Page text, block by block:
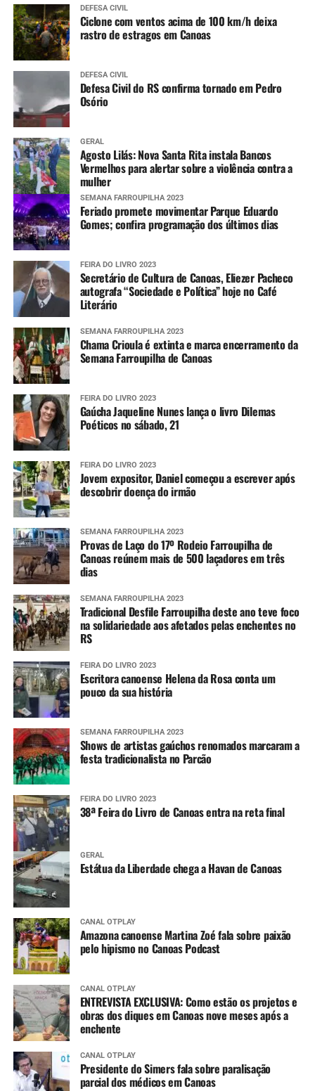
DEFESA CIVIL
Ciclone com ventos acima de 100 km/h deixa
rastro de estragos em Canoas
DEFESA CIVIL
Defesa Civil do RS confirma tornado em Pedro
Osório
GERAL
Agosto Lilás: Nova Santa Rita instala Bancos
Vermelhos para alertar sobre a violência contra a
mulher
SEMANA FARROUPILHA 2023
Feriado promete movimentar Parque Eduardo
Gomes; confira programação dos últimos dias
FEIRA DO LIVRO 2023
Secretário de Cultura de Canoas, Eliezer Pacheco
autografa “Sociedade e Política” hoje no Café
Literário
SEMANA FARROUPILHA 2023
Chama Crioula é extinta e marca encerramento da
Semana Farroupilha de Canoas
FEIRA DO LIVRO 2023
Gaúcha Jaqueline Nunes lança o livro Dilemas
Poéticos no sábado, 21
FEIRA DO LIVRO 2023
Jovem expositor, Daniel começou a escrever após
descobrir doença do irmão
SEMANA FARROUPILHA 2023
Provas de Laço do 17º Rodeio Farroupilha de
Canoas reúnem mais de 500 laçadores em três
dias
SEMANA FARROUPILHA 2023
Tradicional Desfile Farroupilha deste ano teve foco
na solidariedade aos afetados pelas enchentes no
RS
FEIRA DO LIVRO 2023
Escritora canoense Helena da Rosa conta um
pouco da sua história
SEMANA FARROUPILHA 2023
Shows de artistas gaúchos renomados marcaram a
festa tradicionalista no Parcão
FEIRA DO LIVRO 2023
38ª Feira do Livro de Canoas entra na reta final
GERAL
Estátua da Liberdade chega a Havan de Canoas
CANAL OTPLAY
Amazona canoense Martina Zoé fala sobre paixão
pelo hipismo no Canoas Podcast
CANAL OTPLAY
ENTREVISTA EXCLUSIVA: Como estão os projetos e
obras dos diques em Canoas nove meses após a
enchente
CANAL OTPLAY
Presidente do Simers fala sobre paralisação
parcial dos médicos em Canoas